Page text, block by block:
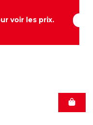
voir les prix.